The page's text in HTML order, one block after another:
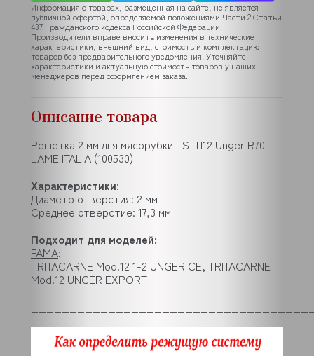
Информация о товарах, размещенная на сайте, не является
публичной офертой, определяемой положениями Части 2 Статьи
437 Гражданского кодекса Российской Федерации.
Производители вправе вносить изменения в технические
характеристики, внешний вид, стоимость и комплектацию
товаров без предварительного уведомления. Уточняйте
характеристики и актуальную стоимость товаров у наших
менеджеров перед оформлением заказа.
Описание товара
Решетка 2 мм для мясорубки TS-TI12 Unger R70
LAME ITALIA (100530)
Характеристики:
Диаметр отверстия: 2 мм
Среднее отверстие: 17,3 мм
Подходит для моделей:
FAMA:
TRITACARNE Mod.12 1-2 UNGER CE, TRITACARNE
Mod.12 UNGER EXPORT